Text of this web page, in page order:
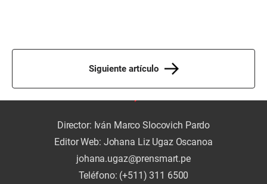
Siguiente artículo
Director: Iván Marco Slocovich Pardo
Editor Web: Johana Liz Ugaz Oscanoa
johana.ugaz@prensmart.pe
Teléfono: (+511) 311 6500